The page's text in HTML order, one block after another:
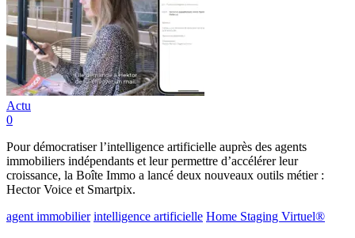
Actu
0
Pour démocratiser l’intelligence artificielle auprès des agents
immobiliers indépendants et leur permettre d’accélérer leur
croissance, la Boîte Immo a lancé deux nouveaux outils métier :
Hector Voice et Smartpix.
agent immobilier intelligence artificielle Home Staging Virtuel®